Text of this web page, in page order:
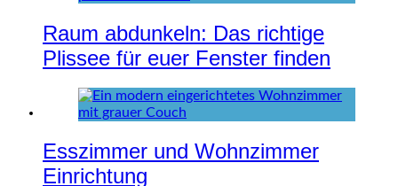
Raum abdunkeln: Das richtige
Plissee für euer Fenster finden
Esszimmer und Wohnzimmer
Einrichtung